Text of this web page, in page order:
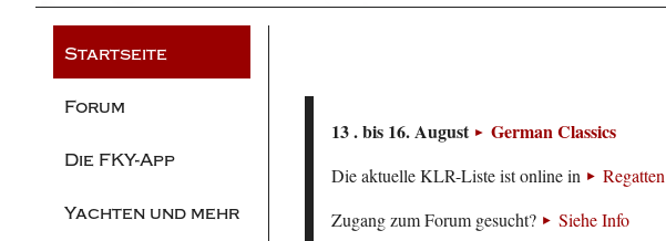
Startseite
Forum
Die FKY-App
Yachten und mehr
13 . bis 16. August German Classics
Die aktuelle KLR-Liste ist online in Regatten
Zugang zum Forum gesucht?
Siehe Info